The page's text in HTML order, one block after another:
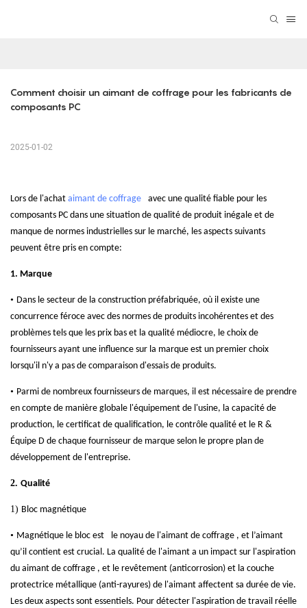
Comment choisir un aimant de coffrage pour les fabricants de
composants PC
2025-01-02
Lors de l'achat aimant de coffrage
avec une qualité fiable pour les
composants PC dans une situation de qualité de produit inégale et de
manque de normes industrielles sur le marché, les aspects suivants
peuvent être pris en compte:
1. Marque
• Dans le secteur de la construction préfabriquée, où il existe une
concurrence féroce avec des normes de produits incohérentes et des
problèmes tels que les prix bas et la qualité médiocre, le choix de
fournisseurs ayant une influence sur la marque est un premier choix
lorsqu'il n'y a pas de comparaison d'essais de produits.
• Parmi de nombreux fournisseurs de marques, il est nécessaire de prendre
en compte de manière globale l'équipement de l'usine, la capacité de
production, le certificat de qualification, le contrôle qualité et le R &
Équipe D de chaque fournisseur de marque selon le propre plan de
développement de l'entreprise.
2. Qualité
1) Bloc magnétique
• Magnétique le bloc est le noyau de l'aimant de coffrage , et l’aimant
qu’il contient est crucial. La qualité de l'aimant a un impact sur l'aspiration
du aimant de coffrage , et le revêtement (anticorrosion) et la couche
protectrice métallique (anti-rayures) de l'aimant affectent sa durée de vie.
Les deux aspects sont essentiels. Pour détecter l'aspiration de travail réelle